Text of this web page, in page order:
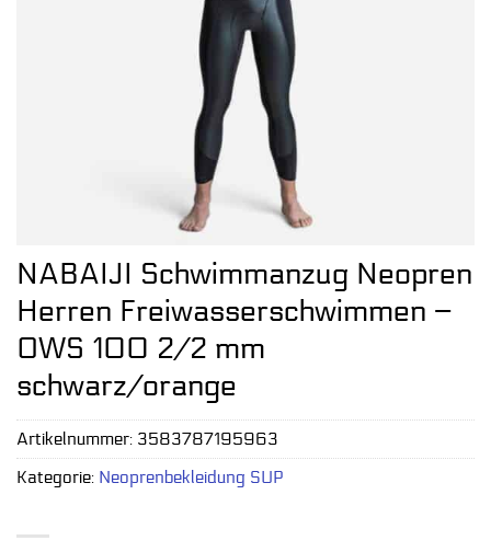
NABAIJI Schwimmanzug Neopren
Herren Freiwasserschwimmen –
OWS 100 2/2 mm
schwarz/orange
Artikelnummer: 3583787195963
Kategorie: Neoprenbekleidung SUP